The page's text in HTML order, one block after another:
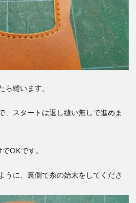
ら縫います。
、スタートは返し縫い無しで進めま
OKです。
うに、裏側で糸の始末をしてくださ